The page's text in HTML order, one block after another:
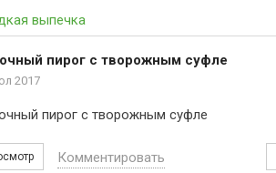
выпечка
пирог с творожным суфле
2017
Комментировать